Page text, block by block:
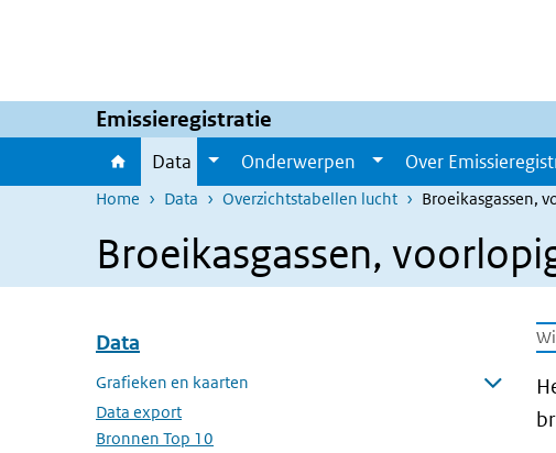
Emissieregistratie
Data Onderwerpen Over
Home
Data Overzichtstabellen lucht Broeikasgassen,
Broeikasgassen,
Overslaan menu Data
Data
Grafieken en kaarten
Submenu openen
Data export
Bronnen Top 10